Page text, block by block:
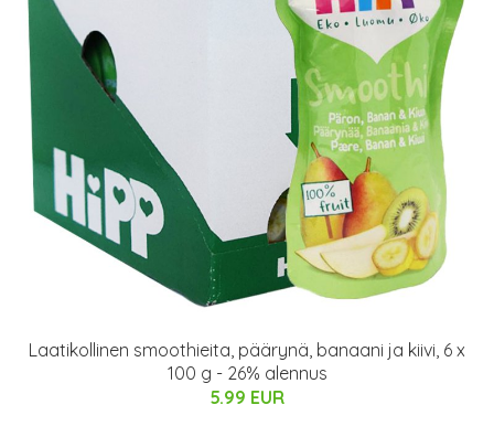
Laatikollinen smoothieita, päärynä, banaani ja kiivi, 6 x
100 g - 26% alennus
5.99 EUR